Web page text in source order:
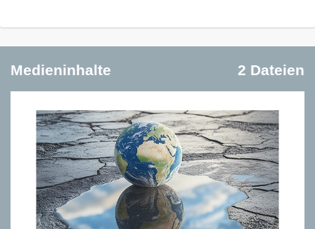
Medieninhalte 2 Dateien